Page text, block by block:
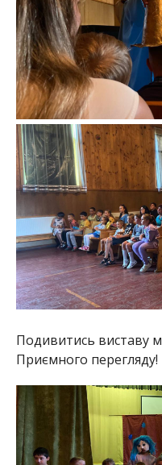
Подивитись виставу
Приємного перегляду!